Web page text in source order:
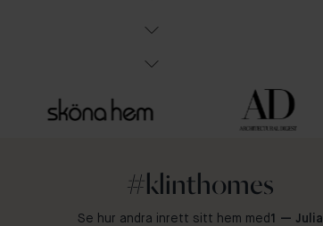
#klinthomes
Se hur andra inrett sitt hem med 1 — Julia